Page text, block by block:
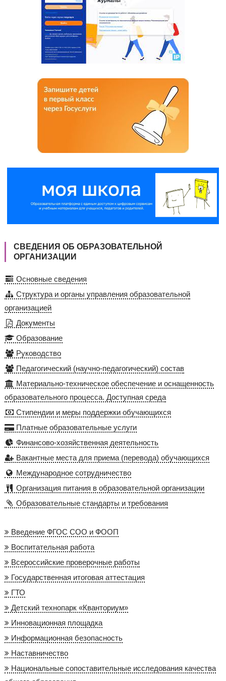
СВЕДЕНИЯ ОБ ОБРАЗОВАТЕЛЬНОЙ
ОРГАНИЗАЦИИ
Основные сведения
Структура и органы управления образовательной
организацией
Документы
Образование
Руководство
Педагогический (научно-педагогический) состав
Материально-техническое обеспечение и оснащенность
образовательного процесса. Доступная среда
Стипендии и меры поддержки обучающихся
Платные образовательные услуги
Финансово-хозяйственная деятельность
Вакантные места для приема (перевода) обучающихся
Международное сотрудничество
Организация питания в образовательной организации
Образовательные стандарты и требования
Введение ФГОС СОО и ФООП
Воспитательная работа
Всероссийские проверочные работы
Государственная итоговая аттестация
ГТО
Детский технопарк «Кванториум»
Инновационная площадка
Информационная безопасность
Наставничество
Национальные сопоставительные исследования качества